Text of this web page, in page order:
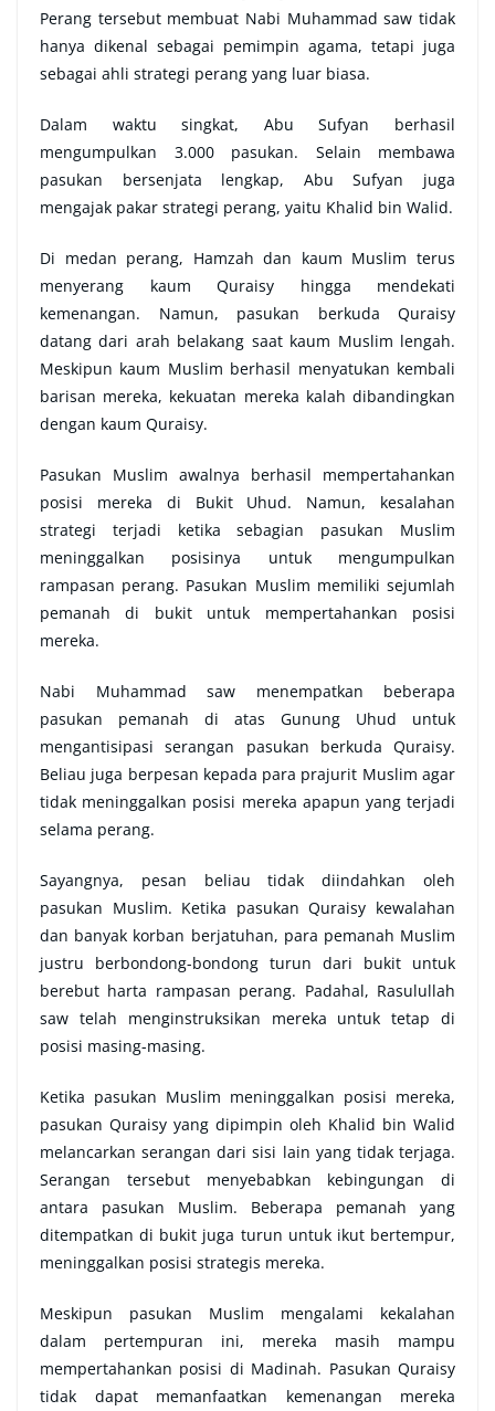
Perang tersebut membuat Nabi Muhammad saw tidak
hanya dikenal sebagai pemimpin agama, tetapi juga
sebagai ahli strategi perang yang luar biasa.
Dalam waktu singkat, Abu Sufyan berhasil
mengumpulkan 3.000 pasukan. Selain membawa
pasukan bersenjata lengkap, Abu Sufyan juga
mengajak pakar strategi perang, yaitu Khalid bin Walid.
Di medan perang, Hamzah dan kaum Muslim terus
menyerang kaum Quraisy hingga mendekati
kemenangan. Namun, pasukan berkuda Quraisy
datang dari arah belakang saat kaum Muslim lengah.
Meskipun kaum Muslim berhasil menyatukan kembali
barisan mereka, kekuatan mereka kalah dibandingkan
dengan kaum Quraisy.
Pasukan Muslim awalnya berhasil mempertahankan
posisi mereka di Bukit Uhud. Namun, kesalahan
strategi terjadi ketika sebagian pasukan Muslim
meninggalkan posisinya untuk mengumpulkan
rampasan perang. Pasukan Muslim memiliki sejumlah
pemanah di bukit untuk mempertahankan posisi
mereka.
Nabi Muhammad saw menempatkan beberapa
pasukan pemanah di atas Gunung Uhud untuk
mengantisipasi serangan pasukan berkuda Quraisy.
Beliau juga berpesan kepada para prajurit Muslim agar
tidak meninggalkan posisi mereka apapun yang terjadi
selama perang.
Sayangnya, pesan beliau tidak diindahkan oleh
pasukan Muslim. Ketika pasukan Quraisy kewalahan
dan banyak korban berjatuhan, para pemanah Muslim
justru berbondong-bondong turun dari bukit untuk
berebut harta rampasan perang. Padahal, Rasulullah
saw telah menginstruksikan mereka untuk tetap di
posisi masing-masing.
Ketika pasukan Muslim meninggalkan posisi mereka,
pasukan Quraisy yang dipimpin oleh Khalid bin Walid
melancarkan serangan dari sisi lain yang tidak terjaga.
Serangan tersebut menyebabkan kebingungan di
antara pasukan Muslim. Beberapa pemanah yang
ditempatkan di bukit juga turun untuk ikut bertempur,
meninggalkan posisi strategis mereka.
Meskipun pasukan Muslim mengalami kekalahan
dalam pertempuran ini, mereka masih mampu
mempertahankan posisi di Madinah. Pasukan Quraisy
tidak dapat memanfaatkan kemenangan mereka